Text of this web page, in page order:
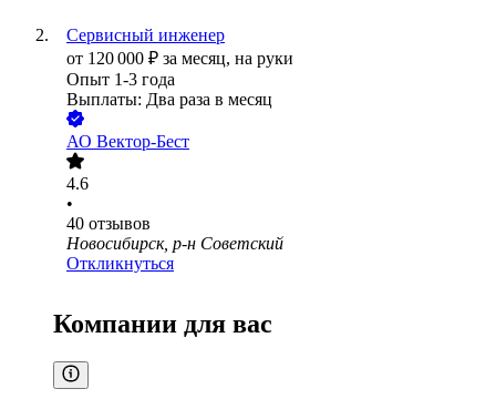
Сервисный инженер
от 120 000 ₽ за месяц, на руки
Опыт 1-3 года
Выплаты: Два раза в месяц
АО Вектор-Бест
4.6
•
40 отзывов
Новосибирск, р-н Советский
Откликнуться
Компании для вас